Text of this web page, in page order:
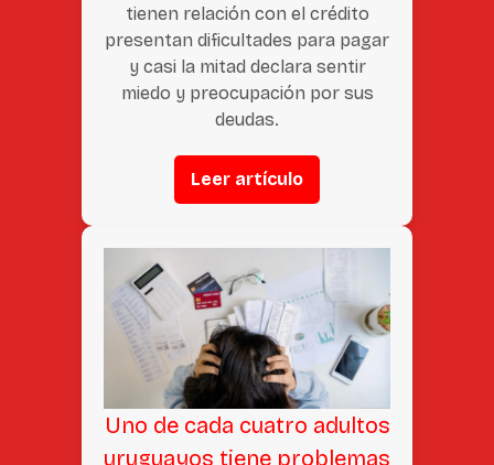
tienen relación con el crédito
presentan dificultades para pagar
y casi la mitad declara sentir
miedo y preocupación por sus
deudas.
Leer artículo
Uno de cada cuatro adultos
uruguayos tiene problemas